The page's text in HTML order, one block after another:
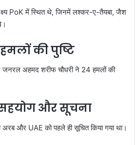
PoK में स्थित थे, जिनमें लश्कर-ए-तैयबा, जैश
की पुष्टि
जनरल अहमद शरीफ चौधरी ने 24 हमलों की
सहयोग और सूचना
और UAE को पहले ही सूचित किया गया था।